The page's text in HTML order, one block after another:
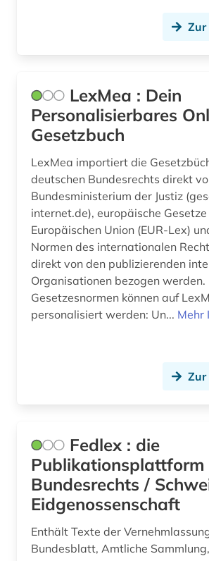
Zur
LexMea : Dein
Personalisierbares
Gesetzbuch
LexMea importiert die
deutschen Bundesrechts direkt
Bundesministerium der Justiz
internet.de), europäische
Europäischen Union (EUR-Lex)
Normen des internationalen
direkt von den publizierenden
Organisationen bezogen werden. Die
Gesetzesnormen können auf
personalisiert werden: Un... Mehr
Zur
Fedlex : die
Publikationsplattform
Bundesrechts /
Eidgenossenschaft
Enthält Texte der
Bundesblatt, Amtliche Sammlung,